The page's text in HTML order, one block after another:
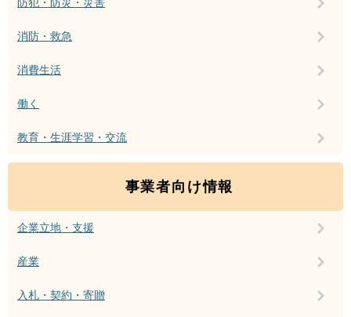
防犯・防災・災害
消防・救急
消費生活
働く
教育・生涯学習・交流
事業者向け情報
企業立地・支援
産業
入札・契約・寄贈